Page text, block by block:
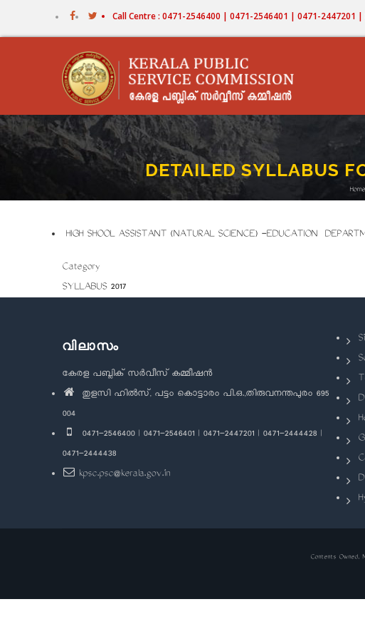
Call Centre : 0471-2546400 | 0471-2546401 | 0471-2447201
DETAILED SYLLABUS
Home
HIGH SHOOL ASSISTANT (NATURAL SCIENCE) -EDUCATION
Category
SYLLABUS 2017
വിലാസം
കേരള പബ്ലിക് സർവീസ് കമ്മീഷൻ
തുളസി ഹിൽസ്, പട്ടം കൊട്ടാരം പി.ഒ.,തിരുവനന്തപുരം 695
004
0471-2546400 | 0471-2546401 | 0471-2447201 | 0471-2444428 |
0471-2444438
kpsc.psc@kerala.gov.in
Contents Owned,